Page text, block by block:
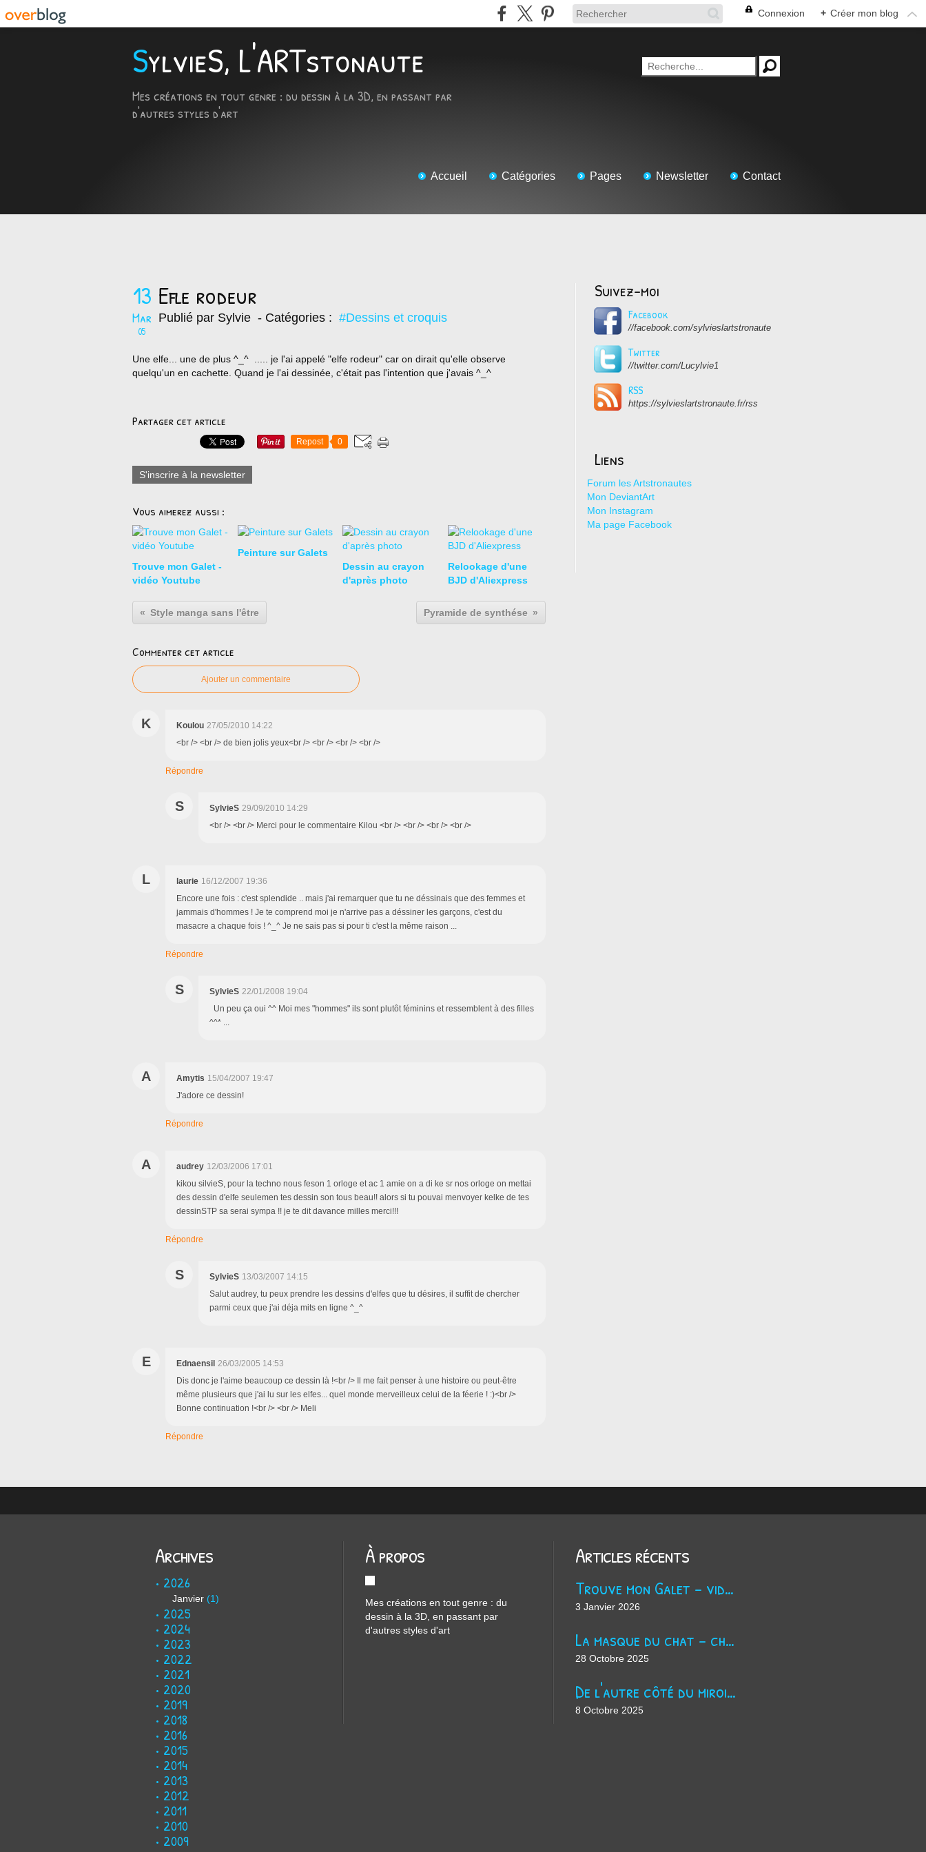
Connexion + Créer mon blog
SylvieS, L'ARTstonaute
Mes créations en tout genre : du dessin à la 3D, en passant par
d'autres styles d'art
Accueil Catégories Pages Newsletter Contact
13
Mar
05
Efle rodeur
Publié par Sylvie - Catégories : #Dessins et croquis
Une elfe... une de plus ^_^ ..... je l'ai appelé "elfe rodeur" car on dirait qu'elle observe
quelqu'un en cachette. Quand je l'ai dessinée, c'était pas l'intention que j'avais ^_^
Partager cet article
Repost 0
S'inscrire à la newsletter
Vous aimerez aussi :
Trouve mon Galet -
vidéo Youtube
Peinture sur Galets
Dessin au crayon
d'après photo
Relookage d'une
BJD d'Aliexpress
Style manga sans l'être Pyramide de synthése
Commenter cet article
Ajouter un commentaire
K Koulou 27/05/2010 14:22
<br /> <br /> de bien jolis yeux<br /> <br /> <br /> <br />
Répondre
S SylvieS 29/09/2010 14:29
<br /> <br /> Merci pour le commentaire Kilou <br /> <br /> <br /> <br />
L laurie 16/12/2007 19:36
Encore une fois : c'est splendide .. mais j'ai remarquer que tu ne déssinais que des femmes et
jammais d'hommes ! Je te comprend moi je n'arrive pas a déssiner les garçons, c'est du
masacre a chaque fois ! ^_^ Je ne sais pas si pour ti c'est la même raison ...
Répondre
S SylvieS 22/01/2008 19:04
Un peu ça oui ^^ Moi mes "hommes" ils sont plutôt féminins et ressemblent à des filles
^^* ...
A Amytis 15/04/2007 19:47
J'adore ce dessin!
Répondre
A audrey 12/03/2006 17:01
kikou silvieS, pour la techno nous feson 1 orloge et ac 1 amie on a di ke sr nos orloge on mettai
des dessin d'elfe seulemen tes dessin son tous beau!! alors si tu pouvai menvoyer kelke de tes
dessinSTP sa serai sympa !! je te dit davance milles merci!!!
Répondre
S SylvieS 13/03/2007 14:15
Salut audrey, tu peux prendre les dessins d'elfes que tu désires, il suffit de chercher
parmi ceux que j'ai déja mits en ligne ^_^
E Ednaensil 26/03/2005 14:53
Dis donc je l'aime beaucoup ce dessin là !<br /> Il me fait penser à une histoire ou peut-être
même plusieurs que j'ai lu sur les elfes... quel monde merveilleux celui de la féerie ! :)<br />
Bonne continuation !<br /> <br /> Meli
Répondre
Suivez-moi
Facebook
//facebook.com/sylvieslartstronaute
Twitter
//twitter.com/Lucylvie1
RSS
https://sylvieslartstronaute.fr/rss
Liens
Forum les Artstronautes
Mon DeviantArt
Mon Instagram
Ma page Facebook
Archives
2026
Janvier (1)
2025
2024
2023
2022
2021
2020
2019
2018
2016
2015
2014
2013
2012
2011
2010
2009
À propos
Mes créations en tout genre : du
dessin à la 3D, en passant par
d'autres styles d'art
Articles récents
Trouve mon Galet - vidéo Youtube
3 Janvier 2026
La masque du chat - chanson d'Halloween
28 Octobre 2025
De l'autre côté du miroir - chanson suno ai
8 Octobre 2025